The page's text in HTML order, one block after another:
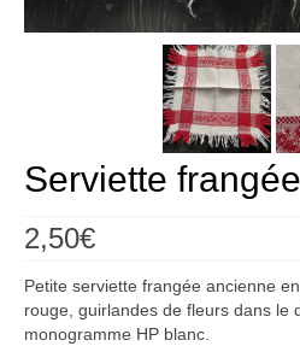
Créations
Blog
Galerie
Serviette
2,50€
Petite serviette frangée ancienne
rouge, guirlandes de fleurs dans le
monogramme HP blanc.